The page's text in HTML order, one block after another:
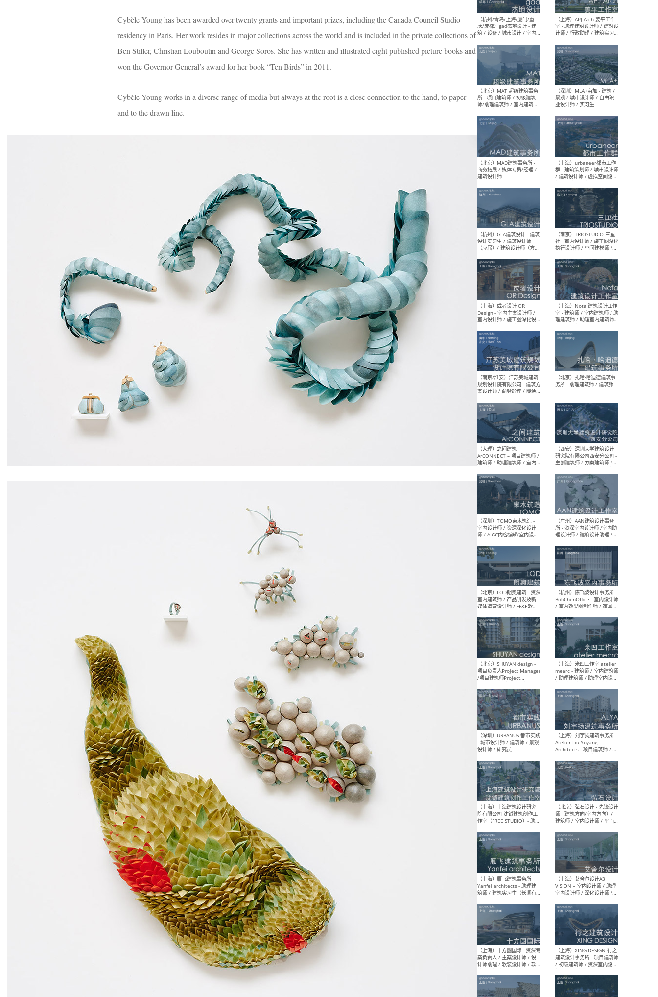
Cybèle Young has been awarded over twenty grants and important prizes, including the Canada Council Studio
residency in Paris. Her work resides in major collections across the world and is included in the private collections of
Ben Stiller, Christian Louboutin and George Soros. She has written and illustrated eight published picture books and
won the Governor General’s award for her book “Ten Birds” in 2011.
Cybèle Young works in a diverse range of media but always at the root is a close connection to the hand, to paper
and to the drawn line.
（深圳）一乘建筑 - 空间设计
师 / 助理空间设计师 / 助理
建筑设计师 / 实习生
（杭州/青岛/上海/厦门/重
庆/成都）gad杰地设计 - 建
筑 / 设备 / 城市设计 / 室内 /
幕墙 / BIM / 成本 / 工程 / 运
营 / 品牌 / 观点views / 实习
等
（北京）MAT 超级建筑事务
所 - 项目建筑师 / 初级建筑
师/助理建筑师 / 室内建筑师
/ 实习生
（北京）MAD建筑事务所 -
商务拓展 / 媒体专员/经理 /
设计实习生 / 建筑设计师
（应届）/ 建筑设计师（方案
设计）/ 建筑设计师（施工
图）/ 结构设计师 / 给排水设
计师
（上海）或者设计 OR
Design - 室内主案设计师 /
室内设计师 / 施工图深化设
计师 / 室内设计助理 / 新媒
体运营
（南京/淮安）江苏美城建筑
规划设计院有限公司 - 建筑方
案设计师 / 商务经理 / 暖通
设计师 / 造价工程师
（大理）之间建筑
ArCONNECT – 项目建筑师 /
建筑师 / 助理建筑师 / 室内
设计师 / 实习生
（深圳）TOMO東木筑造 -
室内设计师 / 资深深化设计
师 / AIGC内容编辑(室内设计
方向) / 照明设计师 / 软装设
计师
（北京）LOD朗奥建筑 - 资深
室内建筑师 / 产品研发及新
设计师 / 深化设计师 / 实习
（北京）SHUYAN design -
项目负责人Project Manager
/项目建筑师Project
Architect / 助理建筑师
Assistant Architect / 创始
人助理Founder's Assistant
/ 实习生Intern
（深圳）URBANUS 都市实践
- 城市设计师 / 建筑师 / 景观
设计师 / 研究员